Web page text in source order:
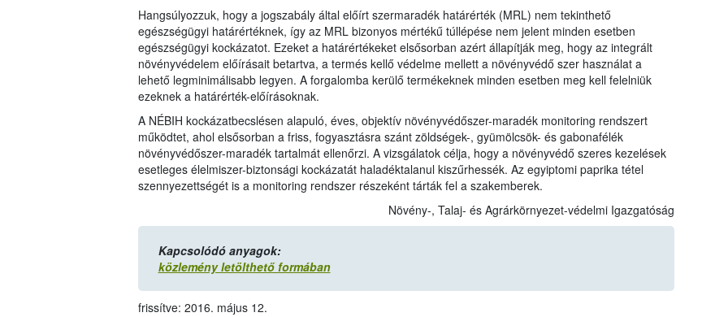
Hangsúlyozzuk, hogy a jogszabály által előírt szermaradék határérték (MRL) nem tekinthető
egészségügyi határértéknek, így az MRL bizonyos mértékű túllépése nem jelent minden esetben
egészségügyi kockázatot. Ezeket a határértékeket elsősorban azért állapítják meg, hogy az integrált
növényvédelem előírásait betartva, a termés kellő védelme mellett a növényvédő szer használat a
lehető legminimálisabb legyen. A forgalomba kerülő termékeknek minden esetben meg kell felelniük
ezeknek a határérték-előírásoknak.
A NÉBIH kockázatbecslésen alapuló, éves, objektív növényvédőszer-maradék monitoring rendszert
működtet, ahol elsősorban a friss, fogyasztásra szánt zöldségek-, gyümölcsök- és gabonafélék
növényvédőszer-maradék tartalmát ellenőrzi. A vizsgálatok célja, hogy a növényvédő szeres kezelések
esetleges élelmiszer-biztonsági kockázatát haladéktalanul kiszűrhessék. Az egyiptomi paprika tétel
szennyezettségét is a monitoring rendszer részeként tárták fel a szakemberek.
Növény-, Talaj- és Agrárkörnyezet-védelmi Igazgatóság
Kapcsolódó anyagok:
közlemény letölthető formában
frissítve: 2016. május 12.